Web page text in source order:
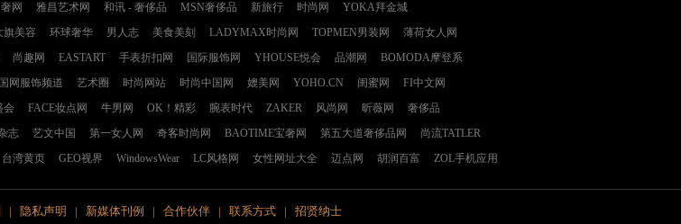
网 雅昌艺术网 和讯 - 奢侈品 MSN奢侈品 新旅行 时尚网
YOKA拜金城
旗美容 环球奢华 男人志 美食美刻 LADYMAX时尚网 TOPMEN男装网
薄荷女人网
尚趣网 EASTART 手表折扣网 国际服饰网 YHOUSE悦会 品潮网
BOMODA摩登系
网服饰频道 艺术圈 时尚网站 时尚中国网 媲美网 YOHO.CN 闺蜜网
FI中文网
会 FACE妆点网 牛男网 OK！精彩 腕表时代 ZAKER 风尚网 昕薇网
奢侈品
志 艺文中国 第一女人网 奇客时尚网 BAOTIME宝奢网 第五大道奢侈品网
尚流TATLER
台湾黄页 GEO视界 WindowsWear LC风格网 女性网址大全 迈点网 胡润百富 ZOL手机应用
| 隐私声明 | 新媒体刊例 | 合作伙伴| 联系方式| 招贤纳士